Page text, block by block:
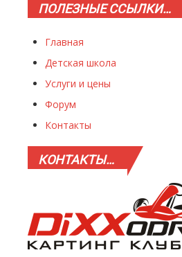
ПОЛЕЗНЫЕССЫЛКИ…
Главная
Детская школа
Услуги и цены
Форум
Контакты
КОНТАКТЫ…